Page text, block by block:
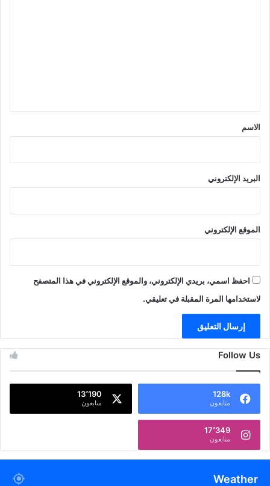
*
الاسم
البريد الإلكتروني
الموقع الإلكتروني
احفظ اسمي، بريدي الإلكتروني، والموقع الإلكتروني في هذا المتصفح
لاستخدامها المرة المقبلة في تعليقي.
Follow Us
128k
متابعون
13٬190
متابعون
17٬349
متابعون
Weather